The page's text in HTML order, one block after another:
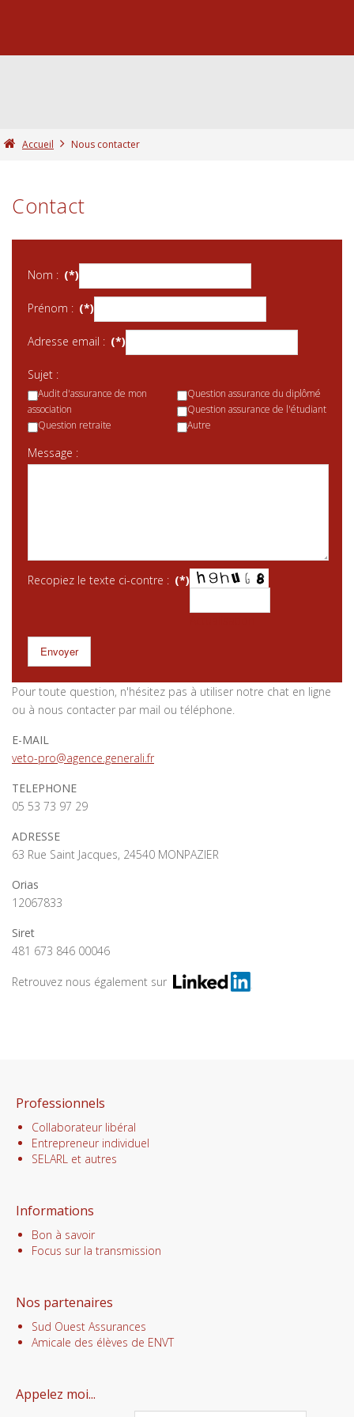
Accueil Nous contacter
Contact
Nom : (*)
Prénom : (*)
Adresse email : (*)
Sujet :
Audit d'assurance de mon
association
Question assurance du diplômé
Question assurance de l'étudiant
Question retraite
Autre
Message :
Recopiez le texte ci-contre : (*)
Envoyer
Pour toute question, n'hésitez pas à utiliser notre chat en ligne
ou à nous contacter par mail ou téléphone.
E-MAIL
veto-pro@agence.generali.fr
TELEPHONE
05 53 73 97 29
ADRESSE
63 Rue Saint Jacques, 24540 MONPAZIER
Orias
12067833
Siret
481 673 846 00046
Retrouvez nous également sur
Professionnels
Collaborateur libéral
Entrepreneur individuel
SELARL et autres
Informations
Bon à savoir
Focus sur la transmission
Nos partenaires
Sud Ouest Assurances
Amicale des élèves de ENVT
Appelez moi...